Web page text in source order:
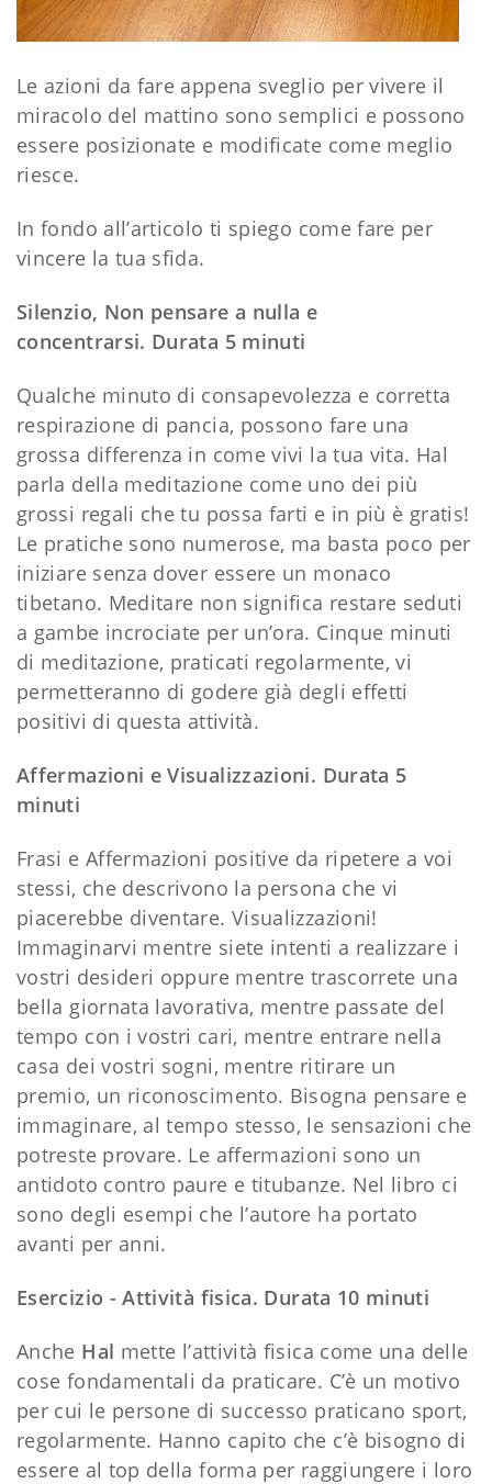
Le azioni da fare appena sveglio per vivere il
miracolo del mattino sono semplici e possono
essere posizionate e modificate come meglio
riesce.
In fondo all’articolo ti spiego come fare per
vincere la tua sfida.
Silenzio, Non pensare a nulla e
concentrarsi. Durata 5 minuti
Qualche minuto di consapevolezza e corretta
respirazione di pancia, possono fare una
grossa differenza in come vivi la tua vita. Hal
parla della meditazione come uno dei più
grossi regali che tu possa farti e in più è gratis!
Le pratiche sono numerose, ma basta poco per
iniziare senza dover essere un monaco
tibetano. Meditare non significa restare seduti
a gambe incrociate per un’ora. Cinque minuti
di meditazione, praticati regolarmente, vi
permetteranno di godere già degli effetti
positivi di questa attività.
Affermazioni e Visualizzazioni. Durata 5
minuti
Frasi e Affermazioni positive da ripetere a voi
stessi, che descrivono la persona che vi
piacerebbe diventare. Visualizzazioni!
Immaginarvi mentre siete intenti a realizzare i
vostri desideri oppure mentre trascorrete una
bella giornata lavorativa, mentre passate del
tempo con i vostri cari, mentre entrare nella
casa dei vostri sogni, mentre ritirare un
premio, un riconoscimento. Bisogna pensare e
immaginare, al tempo stesso, le sensazioni che
potreste provare. Le affermazioni sono un
antidoto contro paure e titubanze. Nel libro ci
sono degli esempi che l’autore ha portato
avanti per anni.
Esercizio - Attività fisica. Durata 10 minuti
Anche Hal mette l’attività fisica come una delle
cose fondamentali da praticare. C’è un motivo
per cui le persone di successo praticano sport,
regolarmente. Hanno capito che c’è bisogno di
essere al top della forma per raggiungere i loro